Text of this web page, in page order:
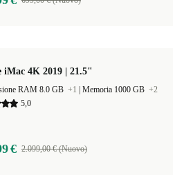
iMac 4K 2019 | 21.5"
RAM 8.0 GB +1 Memoria 1000 GB +2
5,0
€ 2.099,00 € (Nuovo)